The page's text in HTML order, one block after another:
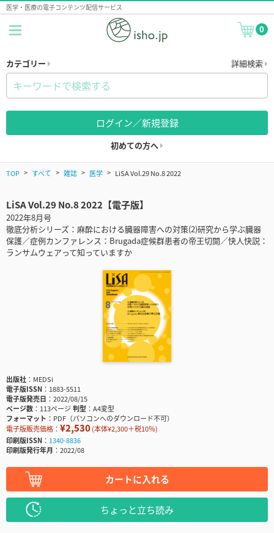
医学・医療の電子コンテンツ配信サービス
0
カテゴリー 詳細検索
ログイン／新規登録
初めての方へ
TOP すべて 雑誌 医学 LiSA Vol.29 No.8 2022
LiSA Vol.29 No.8 2022【電子版】
2022年8月号
徹底分析シリーズ：麻酔における臓器障害への対策(2)研究から学ぶ臓器
保護／症例カンファレンス：Brugada症候群患者の帝王切開／快人快説：
ランサムウェアって知っていますか
出版社
MEDSi
電子版ISSN
1883-5511
電子版発売日
2022/08/15
ページ数
113ページ判型
A4変型
フォーマット
PDF（パソコンへのダウンロード不可）
電子版販売価格： ¥2,530(本体¥2,300＋税10％)
印刷版ISSN
1340-8836
印刷版発行年月
2022/08
カートに入れる
ちょっと立ち読み